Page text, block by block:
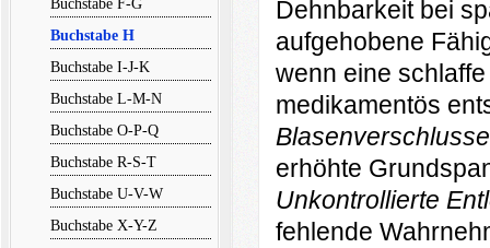
Buchstabe H
Buchstabe I-J-K
Buchstabe L-M-N
Buchstabe O-P-Q
Buchstabe R-S-T
Buchstabe U-V-W
Buchstabe X-Y-Z
Dehnbarkeit bei
aufgehobene
wenn eine
medikamentös
erhöhte
Unkontrollierte
fehlende